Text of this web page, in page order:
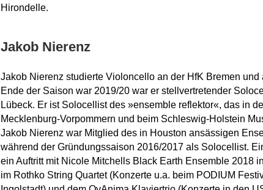
Hirondelle.
Jakob Nierenz
Jakob Nierenz studierte Violoncello an der HfK Bremen
Ende der Saison war 2019/20 war er stellvertretender
Lübeck. Er ist Solocellist des »ensemble reflektor«, das in
Mecklenburg-Vorpommern und beim Schleswig-Holstein
Jakob Nierenz war Mitglied des in Houston ansässigen
während der Gründungssaison 2016/2017 als Solocellist.
ein Auftritt mit Nicole Mitchells Black Earth Ensemble 2018
im Rothko String Quartet (Konzerte u.a. beim PODIUM